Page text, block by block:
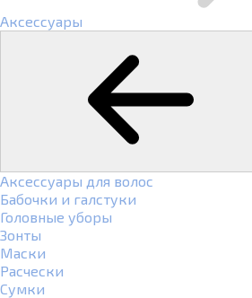
Аксессуары
Аксессуары для волос
Бабочки и галстуки
Головные уборы
Зонты
Маски
Расчески
Сумки